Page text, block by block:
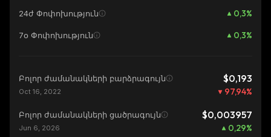
24ժ Փոփոխություն 0,3%
7օ Փոփոխություն 0,3%
Բոլոր ժամանակների բարձրագույն $0,193
Oct 16, 2022 97,94%
Բոլոր ժամանակների ցածրագույն $0,003957
Jun 6, 2026 0,29%